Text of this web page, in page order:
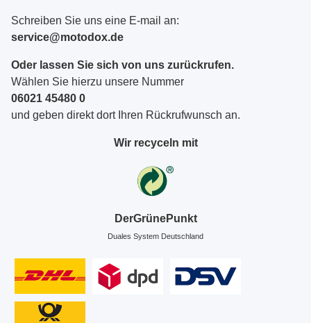
Schreiben Sie uns eine E-mail an:
service@motodox.de
Oder lassen Sie sich von uns zurückrufen.
Wählen Sie hierzu unsere Nummer
06021 45480 0
und geben direkt dort Ihren Rückrufwunsch an.
Wir recyceln mit
DerGrünePunkt
Duales System Deutschland